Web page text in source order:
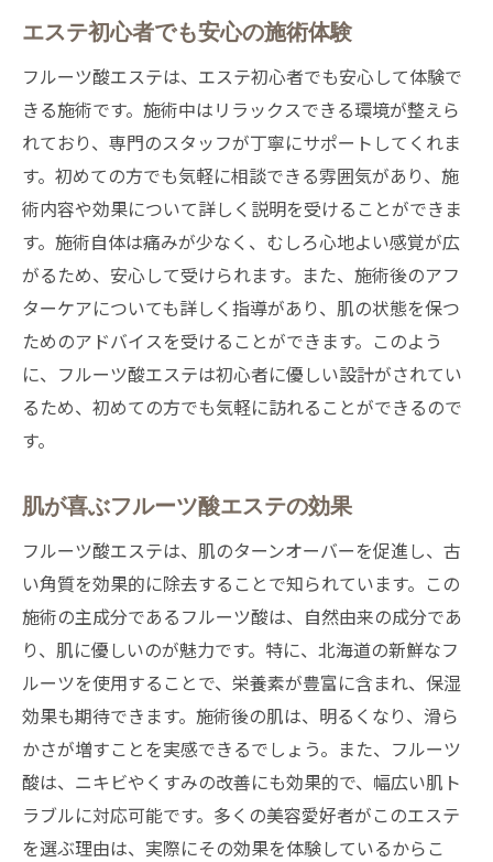
エステで感じる！砂川市のフルーツの力
砂川市のフルーツが持つ美容力
地元産フルーツのエステ使用法
エステで実感！フルーツの力
肌に優しいフルーツ酸エステ
フルーツ酸で肌を整える方法
砂川市エステで活かすフルーツ
フルーツ酸エステの魅力を砂川市で発見
砂川市で見つけたエステの魅力
地元で体験するフルーツ酸の魅力
エステで肌に優しい施術を受ける
フルーツ酸エステが支持される理由
砂川市のフルーツ酸エステが人気の理由
エステが砂川市で人気の秘密
フルーツ酸エステが選ばれるワケ
砂川市のエステ人気の裏側
エステが支持される理由を解説
砂川市エステの人気の秘密とは
フルーツ酸エステの効果に注目
北海道砂川市でエステの新体験
新感覚のフルーツ酸エステ体験
エステ初心者でも安心の施術体験
フルーツ酸エステは、エステ初心者でも安心して体験で
きる施術です。施術中はリラックスできる環境が整えら
れており、専門のスタッフが丁寧にサポートしてくれま
す。初めての方でも気軽に相談できる雰囲気があり、施
術内容や効果について詳しく説明を受けることができま
す。施術自体は痛みが少なく、むしろ心地よい感覚が広
がるため、安心して受けられます。また、施術後のアフ
ターケアについても詳しく指導があり、肌の状態を保つ
ためのアドバイスを受けることができます。このよう
に、フルーツ酸エステは初心者に優しい設計がされてい
るため、初めての方でも気軽に訪れることができるので
す。
肌が喜ぶフルーツ酸エステの効果
フルーツ酸エステは、肌のターンオーバーを促進し、古
い角質を効果的に除去することで知られています。この
施術の主成分であるフルーツ酸は、自然由来の成分であ
り、肌に優しいのが魅力です。特に、北海道の新鮮なフ
ルーツを使用することで、栄養素が豊富に含まれ、保湿
効果も期待できます。施術後の肌は、明るくなり、滑ら
かさが増すことを実感できるでしょう。また、フルーツ
酸は、ニキビやくすみの改善にも効果的で、幅広い肌ト
ラブルに対応可能です。多くの美容愛好者がこのエステ
を選ぶ理由は、実際にその効果を体験しているからこ